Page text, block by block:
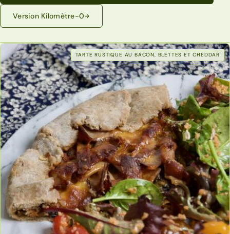
Version Kilomètre-0
TARTE RUSTIQUE AU BACON, BLETTES ET CHEDDAR